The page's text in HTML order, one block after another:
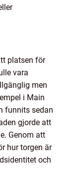
platsen för
vara
men
i Main
funnits sedan
gjorde att
Genom att
hur torgen är
och